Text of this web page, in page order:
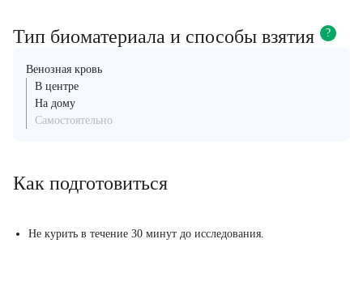
Тип биоматериала и способы взятия ?
Венозная кровь
В центре
На дому
Самостоятельно
Как подготовиться
Не курить в течение 30 минут до исследования.